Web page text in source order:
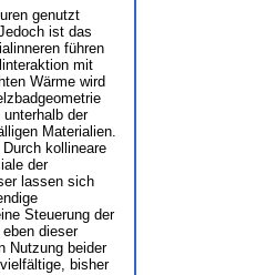
genutzt
ist das
führen
mit
Wärme wird
der
Materialien.
kollineare
der
lassen sich
Steuerung der
dieser
Nutzung beider
bisher